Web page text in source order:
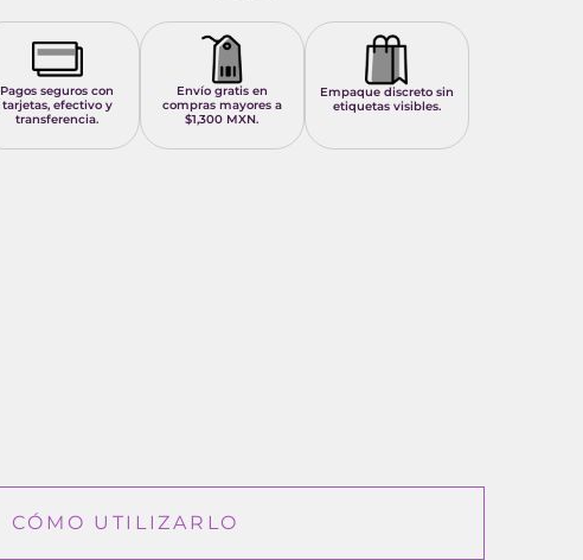
Pagos seguros con
tarjetas, efectivo y
transferencia.
Envío gratis en
compras mayores a
$1,300 MXN.
Empaque discreto sin
etiquetas visibles.
CÓMO UTILIZARLO